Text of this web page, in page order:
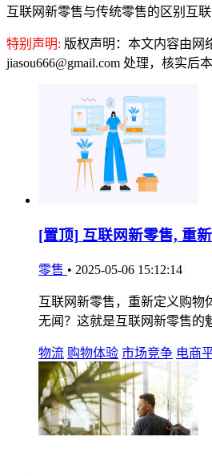
互联网新零售与传统零售的区别互
特别声明: 版权声明：本文内容由网
jiasou666@gmail.com 处理，核实后
[置顶] 互联网新零售, 重
零售 • 2025-05-06 15:12:14
互联网新零售，重新定义购物
无闻？这就是互联网新零售的
物流 购物体验 市场竞争 电商